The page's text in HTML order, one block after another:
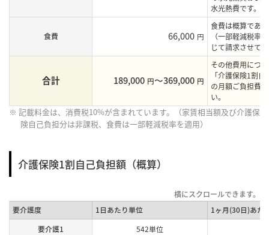
水光熱費です。
食費 66,000 円
食費は概算であ
（一部軽減税率
じて請求させて
合計 189,000 円〜369,000 円
その他費用につ
「介護保険1割
の月額ご負担費
い。
※ 記載料金は、消費税10%が含まれています。（家賃相当額及び介護保
険自己負担分は非課税、食費は一部軽減税率を適用）
介護保険1割自己負担額（概算）
要介護度 1日あたり単位
1ヶ月(30日)あた
要介護1
542単位